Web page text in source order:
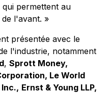
permettent au
l'avant. »
présentée avec le
l'industrie, notamment
, Sprott Money,
Le World
Ernst & Young LLP,